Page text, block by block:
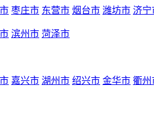
枣庄市 东营市 烟台市 潍坊市 济宁
滨州市 菏泽市
嘉兴市 湖州市 绍兴市 金华市 衢州